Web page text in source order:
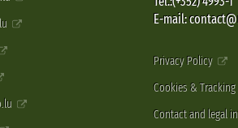
E-mail:
Privacy Policy
Cookies & Tracking
Contact and legal